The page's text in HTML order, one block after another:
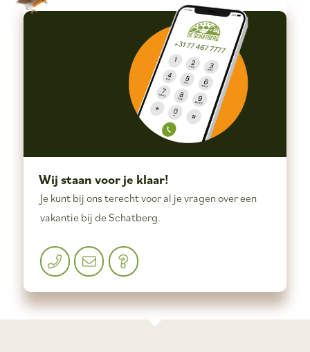
Wij staan voor je klaar!
Je kunt bij ons terecht voor al je vragen over een
vakantie bij de Schatberg.